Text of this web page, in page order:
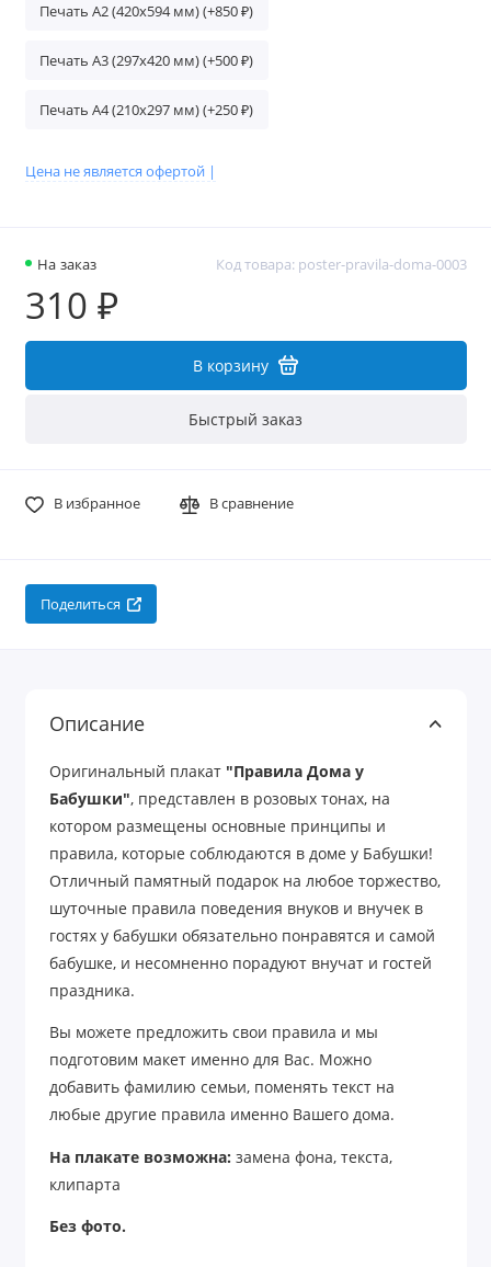
На заказ Код товара: poster-pravila-doma-0003
310 ₽
В корзину
Быстрый заказ
В избранное В сравнение
Печать A2 (420х594 мм) (+850 ₽)
Печать A3 (297х420 мм) (+500 ₽)
Печать A4 (210х297 мм) (+250 ₽)
Цена не является офертой |
Поделиться
Описание
Оригинальный плакат "Правила Дома у
Бабушки", представлен в розовых тонах, на
котором размещены основные принципы и
правила, которые соблюдаются в доме у Бабушки!
Отличный памятный подарок на любое торжество,
шуточные правила поведения внуков и внучек в
гостях у бабушки обязательно понравятся и самой
бабушке, и несомненно порадуют внучат и гостей
праздника.
Вы можете предложить свои правила и мы
подготовим макет именно для Вас. Можно
добавить фамилию семьи, поменять текст на
любые другие правила именно Вашего дома.
На плакате возможна: замена фона, текста,
клипарта
Без фото.